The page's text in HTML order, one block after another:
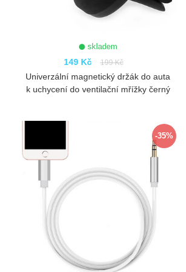
skladem
149 Kč 199 Kč
Univerzální magnetický držák do auta
k uchycení do ventilační mřížky černý
-35%